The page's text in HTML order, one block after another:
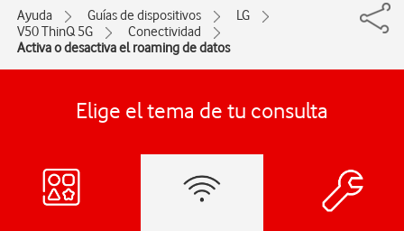
Ayuda Guías de dispositivos
LG
V50 ThinQ 5G
Conectividad
Activa o desactiva el roaming de datos
Elige el tema de tu consulta